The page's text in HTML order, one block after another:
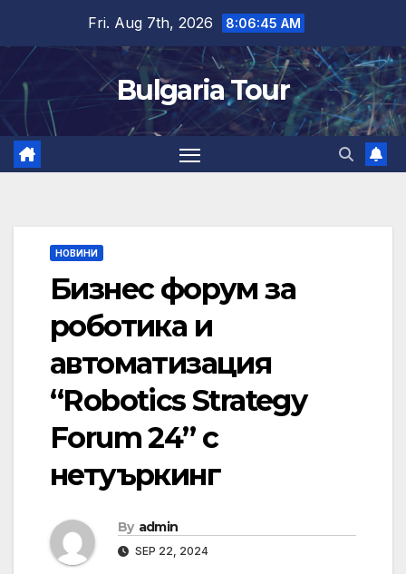
content
Fri. Aug 7th, 2026 8:06:46 AM
Bulgaria Tour
НОВИНИ
Бизнес форум за
роботика и
автоматизация
“Robotics Strategy
Forum 24” с
нетуъркинг
By admin
SEP 22, 2024